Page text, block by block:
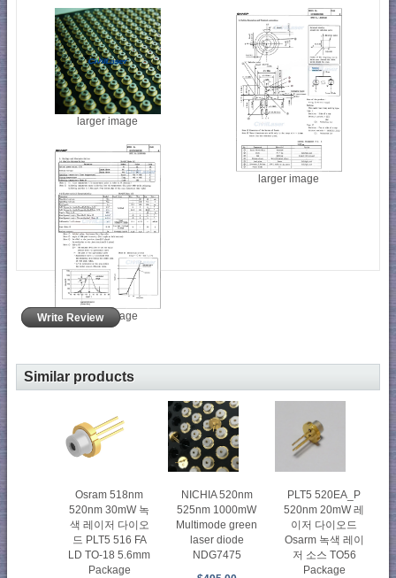
larger image
larger image
larger image
Write Review
Similar products
Osram 518nm
520nm 30mW 녹
색 레이저 다이오
드 PLT5 516 FA
LD TO-18 5.6mm
Package
NICHIA 520nm
525nm 1000mW
Multimode green
laser diode
NDG7475
PLT5 520EA_P
520nm 20mW 레
이저 다이오드
Osarm 녹색 레이
저 소스 TO56
Package